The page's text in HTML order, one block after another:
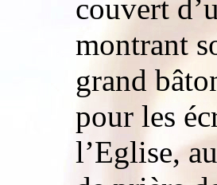
couvert
montrant
grand
pour les
l’Eglise,